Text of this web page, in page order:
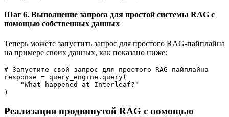
Шаг 6. Выполнение запроса для простой системы RAG с
помощью собственных данных
Теперь можете запустить запрос для простого RAG-пайплайна
на примере своих данных, как показано ниже:
# Запустите свой запрос для простого RAG-пайплайна
response = query_engine.query(
    "What happened at Interleaf?"
)
Реализация продвинутой RAG с помощью